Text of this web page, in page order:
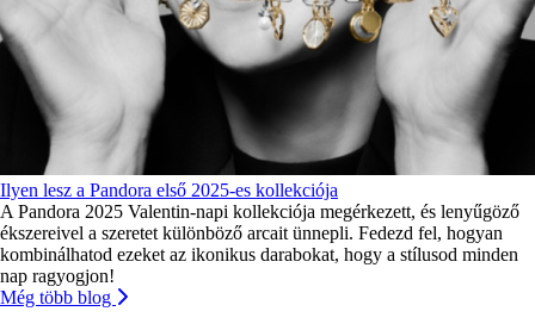
Ilyen lesz a Pandora első 2025-es kollekciója
A Pandora 2025 Valentin-napi kollekciója megérkezett, és lenyűgöző
ékszereivel a szeretet különböző arcait ünnepli. Fedezd fel, hogyan
kombinálhatod ezeket az ikonikus darabokat, hogy a stílusod minden
nap ragyogjon!
Még több blog